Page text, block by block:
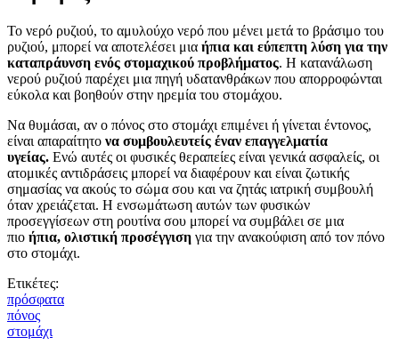
Το νερό ρυζιού, το αμυλούχο νερό που μένει μετά το βράσιμο του
ρυζιού, μπορεί να αποτελέσει μια ήπια και εύπεπτη λύση για την
καταπράυνση ενός στομαχικού προβλήματος. Η κατανάλωση
νερού ρυζιού παρέχει μια πηγή υδατανθράκων που απορροφώνται
εύκολα και βοηθούν στην ηρεμία του στομάχου.
Να θυμάσαι, αν ο πόνος στο στομάχι επιμένει ή γίνεται έντονος,
είναι απαραίτητο να συμβουλευτείς έναν επαγγελματία
υγείας. Ενώ αυτές οι φυσικές θεραπείες είναι γενικά ασφαλείς, οι
ατομικές αντιδράσεις μπορεί να διαφέρουν και είναι ζωτικής
σημασίας να ακούς το σώμα σου και να ζητάς ιατρική συμβουλή
όταν χρειάζεται. Η ενσωμάτωση αυτών των φυσικών
προσεγγίσεων στη ρουτίνα σου μπορεί να συμβάλει σε μια
πιο ήπια, ολιστική προσέγγιση για την ανακούφιση από τον πόνο
στο στομάχι.
Ετικέτες:
πρόσφατα
πόνος
στομάχι